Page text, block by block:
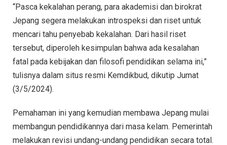
“Pasca kekalahan perang, para akademisi dan birokrat
Jepang segera melakukan introspeksi dan riset untuk
mencari tahu penyebab kekalahan. Dari hasil riset
tersebut, diperoleh kesimpulan bahwa ada kesalahan
fatal pada kebijakan dan filosofi pendidikan selama ini,”
tulisnya dalam situs resmi Kemdikbud, dikutip Jumat
(3/5/2024).
Pemahaman ini yang kemudian membawa Jepang mulai
membangun pendidikannya dari masa kelam. Pemerintah
melakukan revisi undang-undang pendidikan secara total.